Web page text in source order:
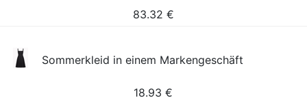
83.32 €
Sommerkleid in einem Markengeschäft
18.93 €